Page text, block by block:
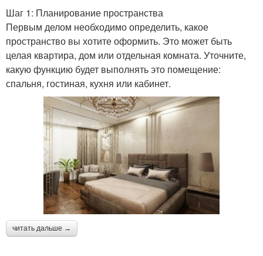
Шаг 1: Планирование пространства
Первым делом необходимо определить, какое
пространство вы хотите оформить. Это может быть
целая квартира, дом или отдельная комната. Уточните,
какую функцию будет выполнять это помещение:
спальня, гостиная, кухня или кабинет.
читать дальше →